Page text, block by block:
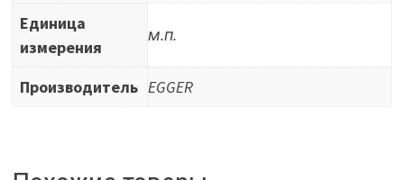
Единица
измерения
м.п.
Производитель EGGER